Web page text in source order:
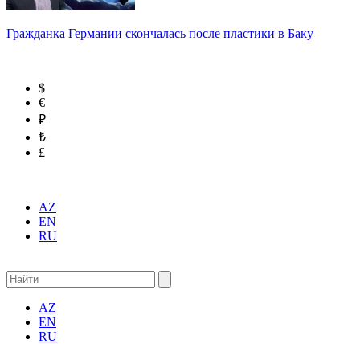
Гражданка Германии скончалась после пластики в Баку
$
€
₽
₺
£
AZ
EN
RU
AZ
EN
RU